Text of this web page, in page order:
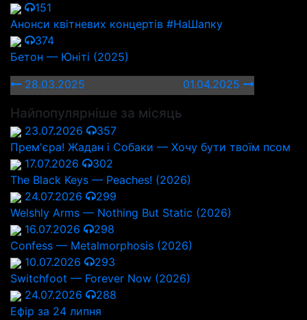
151
Анонси квітневих концертів #НаШапку
374
Бетон — Юніті (2025)
28.03.2025
01.04.2025
Найпопулярніше за місяць
23.07.2026
357
Прем'єра! Жадан і Собаки — Хочу бути твоїм псом
17.07.2026
302
The Black Keys — Peaches! (2026)
24.07.2026
299
Welshly Arms — Nothing But Static (2026)
16.07.2026
298
Confess — Metalmorphosis (2026)
10.07.2026
293
Switchfoot — Forever Now (2026)
24.07.2026
288
Ефір за 24 липня